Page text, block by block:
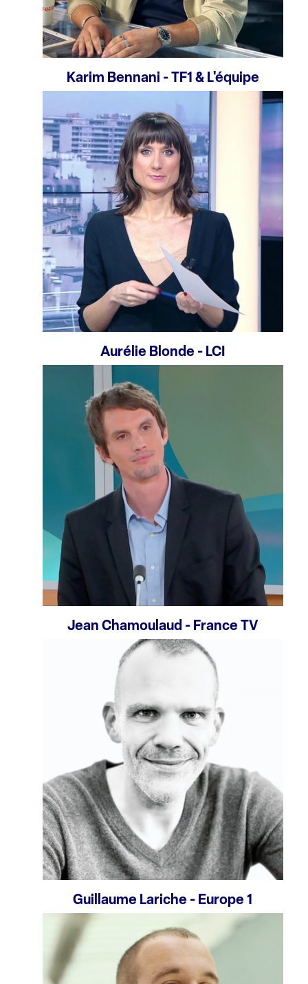
Karim Bennani - TF1 & L'équipe
Aurélie Blonde - LCI
Jean Chamoulaud - France TV
Guillaume Lariche - Europe 1